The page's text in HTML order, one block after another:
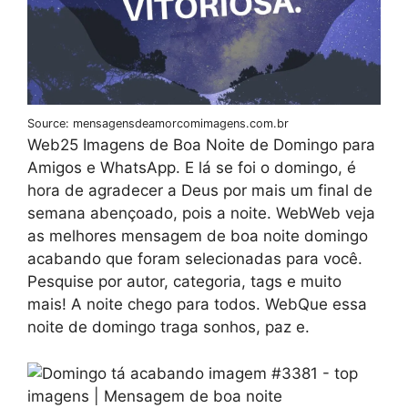
Source: mensagensdeamorcomimagens.com.br
Web25 Imagens de Boa Noite de Domingo para
Amigos e WhatsApp. E lá se foi o domingo, é
hora de agradecer a Deus por mais um final de
semana abençoado, pois a noite. WebWeb veja
as melhores mensagem de boa noite domingo
acabando que foram selecionadas para você.
Pesquise por autor, categoria, tags e muito
mais! A noite chego para todos. WebQue essa
noite de domingo traga sonhos, paz e.